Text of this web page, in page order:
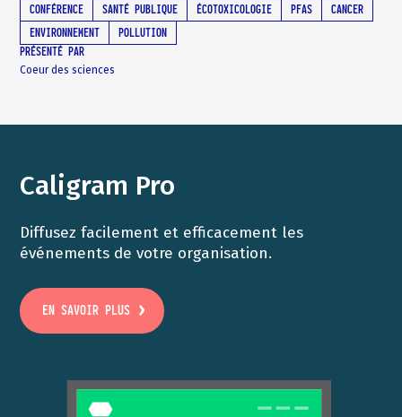
CONFÉRENCE SANTÉ PUBLIQUE ÉCOTOXICOLOGIE PFAS
CANCER
ENVIRONNEMENT
POLLUTION
PRÉSENTÉ PAR
Coeur des sciences
Caligram Pro
Diffusez facilement et efficacement les
événements de votre organisation.
EN SAVOIR PLUS